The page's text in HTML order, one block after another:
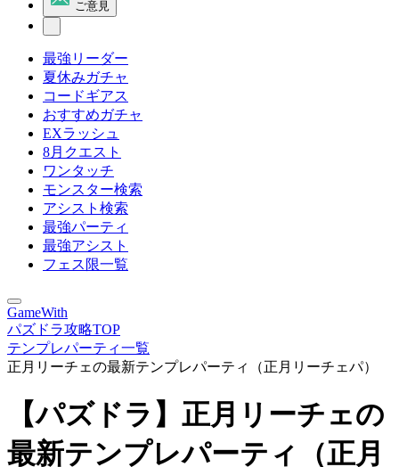
ご意見
最強リーダー
夏休みガチャ
コードギアス
おすすめガチャ
EXラッシュ
8月クエスト
ワンタッチ
モンスター検索
アシスト検索
最強パーティ
最強アシスト
フェス限一覧
GameWith
パズドラ攻略TOP
テンプレパーティ一覧
正月リーチェの最新テンプレパーティ（正月リーチェパ）
【パズドラ】正月リーチェの
最新テンプレパーティ（正月